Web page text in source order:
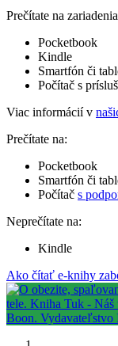
Prečítate na
Pocketbook
Kindle
Smartfón či
Počítač s
Viac informácií v
Prečítate na:
Pocketbook
Smartfón či
Počítač s
Neprečítate na:
Kindle
Ako čítať e-knihy